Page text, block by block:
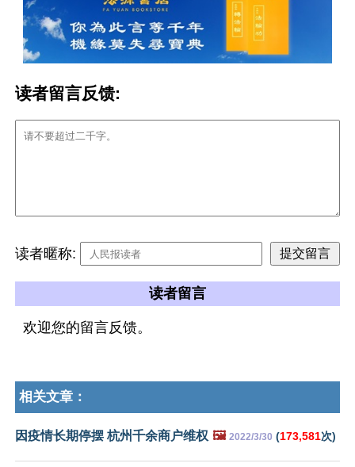
读者留言反馈:
读者暱称:
读者留言
欢迎您的留言反馈。
相关文章：
因疫情长期停摆 杭州千余商户维权 🖼️ 2022/3/30 (173,581次)